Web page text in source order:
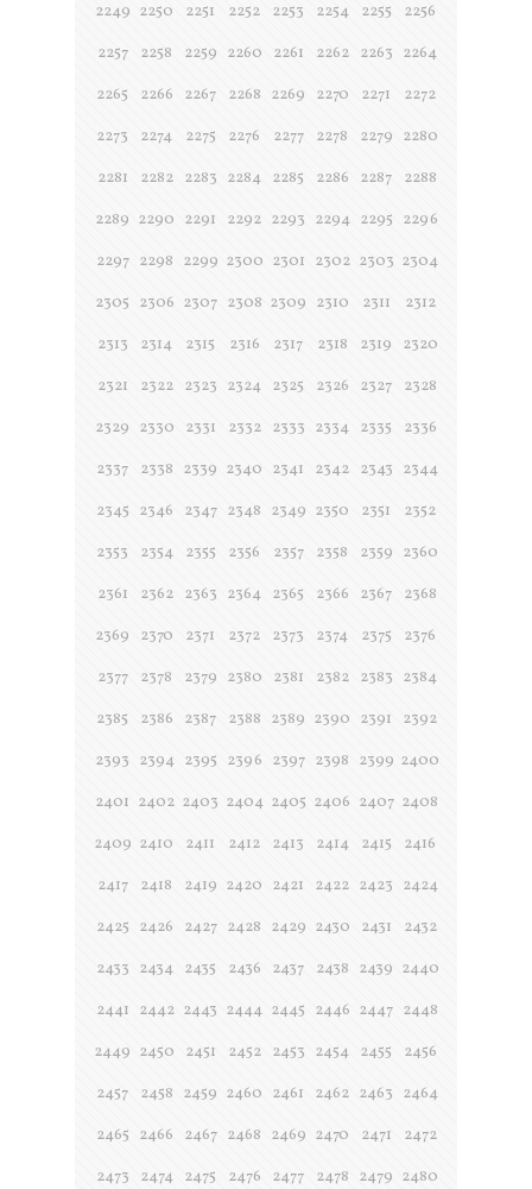
2249 2250 2251 2252 2253 2254 2255
2256
2257
2258 2259 2260 2261 2262 2263 2264
2265
2266 2267 2268 2269 2270 2271
2272
2273
2274 2275 2276 2277 2278 2279 2280
2281
2282 2283 2284 2285 2286 2287
2288
2289 2290 2291 2292 2293 2294 2295 2296
2297 2298 2299 2300 2301 2302 2303 2304
2305 2306 2307 2308 2309 2310 2311
2312
2313
2314 2315 2316 2317 2318 2319
2320
2321
2322 2323 2324 2325 2326 2327
2328
2329 2330 2331 2332 2333 2334 2335
2336
2337
2338 2339 2340 2341 2342 2343 2344
2345 2346 2347 2348 2349 2350 2351
2352
2353
2354 2355 2356 2357 2358 2359 2360
2361
2362 2363 2364 2365 2366 2367
2368
2369
2370 2371 2372 2373 2374 2375
2376
2377
2378 2379 2380 2381 2382 2383 2384
2385
2386 2387 2388 2389 2390 2391
2392
2393 2394 2395 2396 2397 2398 2399 2400
2401 2402 2403 2404 2405 2406 2407 2408
2409 2410 2411 2412 2413 2414 2415
2416
2417
2418 2419 2420 2421 2422 2423 2424
2425 2426 2427 2428 2429 2430 2431
2432
2433 2434 2435 2436 2437 2438 2439 2440
2441 2442 2443 2444 2445 2446 2447 2448
2449 2450 2451 2452 2453 2454 2455
2456
2457
2458 2459 2460 2461 2462 2463 2464
2465 2466 2467 2468 2469 2470 2471
2472
2473
2474 2475 2476 2477 2478 2479 2480